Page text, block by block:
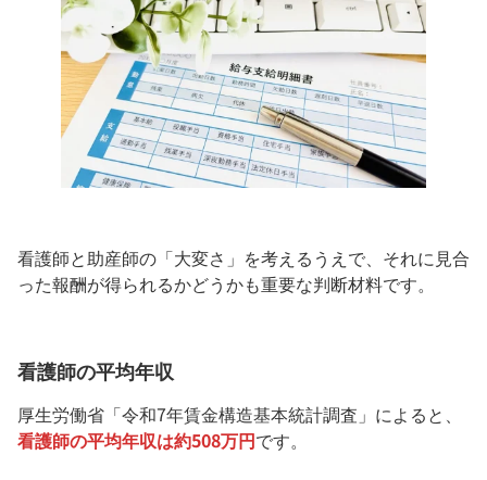
看護師と助産師の「大変さ」を考えるうえで、それに見合
った報酬が得られるかどうかも重要な判断材料です。
看護師の平均年収
厚生労働省「令和7年賃金構造基本統計調査」によると、
看護師の平均年収は約508万円です。